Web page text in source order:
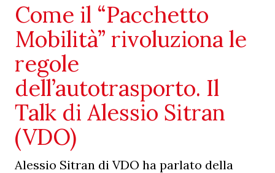
Come il “Pacchetto
Mobilità” rivoluziona le
regole
dell’autotrasporto. Il
Talk di Alessio Sitran
(VDO)
Alessio Sitran di VDO ha parlato della